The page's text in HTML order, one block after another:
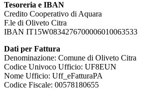
Tesoreria e IBAN
Credito Cooperativo di Aquara
F.le di Oliveto Citra
IBAN IT15W0834276700006010063533
Dati per Fattura
Denominazione: Comune di Oliveto Citra
Codice Univoco Ufficio: UF8EUN
Nome Ufficio: Uff_eFatturaPA
Codice Fiscale: 00578180655